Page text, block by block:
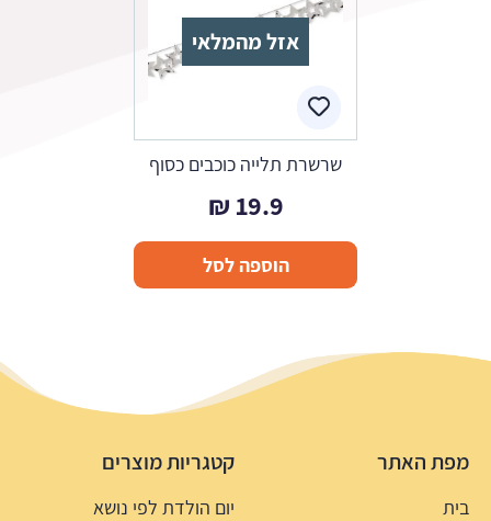
אזל מהמלאי
שרשרת תלייה כוכבים כסוף
19.9
₪
הוספה לסל
מפת האתר
בית
קטגריות מוצרים
יום הולדת לפי נושא